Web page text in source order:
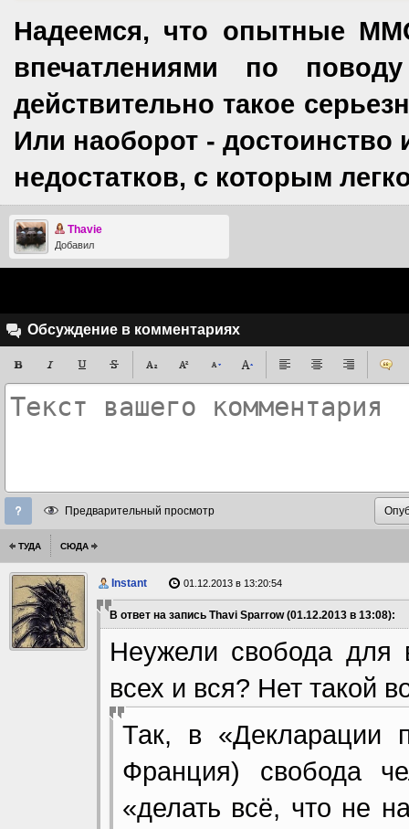
Надеемся, что опытные
впечатлениями по
действительно такое
Или наоборот - достоинство
недостатков, с которым
Thavie
Добавил
Обсуждение в комментариях
Предварительный просмотр
ТУДА СЮДА
Instant 01.12.2013 в 13:20:54
В ответ на запись Thavi Sparrow (01.12.2013 в 13:08):
Неужели свобода для
всех и вся? Нет такой
Так, в «Декларации
Франция) свобода
«делать всё, что не